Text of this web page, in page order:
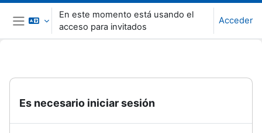
Salta al contenido principal
Panel lateral
En este momento está usando el
acceso para invitados
Acceder
Es necesario iniciar sesión